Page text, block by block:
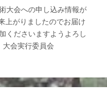
大会への申し込み情報が
上がりましたのでお届け
くださいますようよろし
大会実行委員会